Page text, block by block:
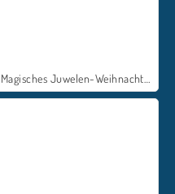
Magisches Juwelen-Weihnachten